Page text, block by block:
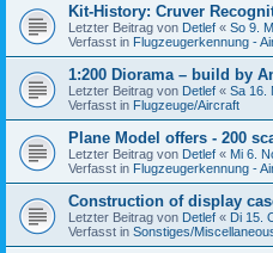
Kit-History: Cruver
Letzter Beitrag von Detlef « So 9.
Verfasst in Flugzeugerkennung -
1:200 Diorama – build by
Letzter Beitrag von Detlef « Sa 16.
Verfasst in Flugzeuge/Aircraft
Plane Model offers - 200
Letzter Beitrag von Detlef « Mi 6.
Verfasst in Flugzeugerkennung -
Construction of display
Letzter Beitrag von Detlef « Di 15.
Verfasst in Sonstiges/